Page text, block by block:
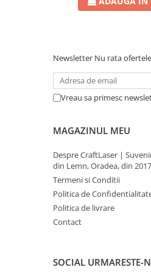
A fost restaurată cu
trec mii de oameni
Detalii care spun o
Ai să vezileul
război. Sunt mai mult
💡Știai că?
Pe sub Poarta a III-a a
unificarea Țărilor
moment istoric încă
Newsletter Nu rata
Vreau sa primesc
MAGAZINUL MEU
Despre CraftLaser |
din Lemn, Oradea, din 2017
Termeni si Conditii
Politica de
Politica de livrare
Contact
SOCIAL URMARESTE-